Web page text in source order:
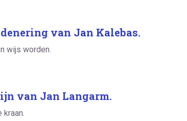
van Jan Kalebas.
wijs worden.
van Jan Langarm.